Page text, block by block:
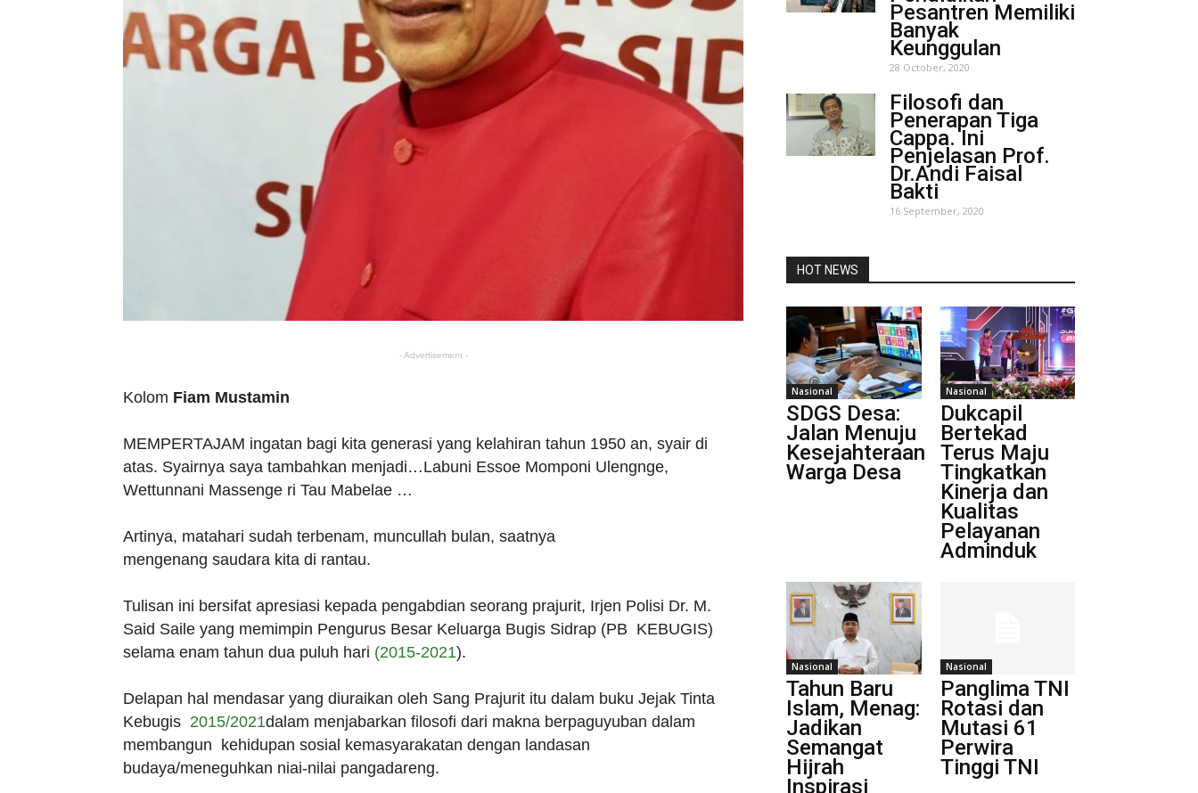
- Advertisement -
Kolom Fiam Mustamin
MEMPERTAJAM ingatan bagi kita generasi yang kelahiran tahun 1950 an, syair di
atas. Syairnya saya tambahkan menjadi…Labuni Essoe Momponi Ulengnge,
Wettunnani Massenge ri Tau Mabelae …
Artinya, matahari sudah terbenam, muncullah bulan, saatnya
mengenang saudara kita di rantau.
Tulisan ini bersifat apresiasi kepada pengabdian seorang prajurit, Irjen Polisi Dr. M.
Said Saile yang memimpin Pengurus Besar Keluarga Bugis Sidrap (PB KEBUGIS)
selama enam tahun dua puluh hari (2015-2021).
Delapan hal mendasar yang diuraikan oleh Sang Prajurit itu dalam buku Jejak Tinta
Kebugis 2015/2021dalam menjabarkan filosofi dari makna berpaguyuban dalam
membangun kehidupan sosial kemasyarakatan dengan landasan
budaya/meneguhkan niai-nilai pangadareng.
Pesantren Memiliki
Banyak
Keunggulan
28 October, 2020
Filosofi dan
Penerapan Tiga
Cappa. Ini
Penjelasan Prof.
Dr.Andi Faisal
Bakti
16 September, 2020
HOT NEWS
Nasional
SDGS Desa:
Jalan Menuju
Kesejahteraan
Warga Desa
Nasional
Dukcapil
Bertekad
Terus Maju
Tingkatkan
Kinerja dan
Kualitas
Pelayanan
Adminduk
Nasional
Tahun Baru
Islam, Menag:
Jadikan
Semangat
Hijrah
Inspirasi
Nasional
Panglima TNI
Rotasi dan
Mutasi 61
Perwira
Tinggi TNI